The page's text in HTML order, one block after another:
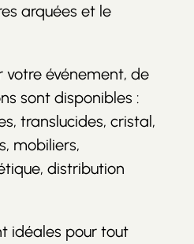
arquées et le
votre événement, de
sont disponibles :
translucides, cristal,
mobiliers,
distribution
idéales pour tout